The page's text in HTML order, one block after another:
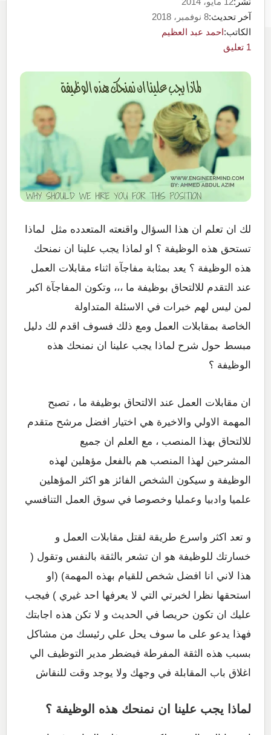
آخر تحديث:8 نوفمبر، 2018
الكاتب:احمد عبد العظيم
1 تعليق
لك ان تعلم ان هذا السؤال واقنعته المتعدده مثل لماذا
تستحق هذه الوظيفة ؟ او لماذا يجب علينا ان نمنحك
هذه الوظيفة ؟ يعد بمثابة مفاجآة اثناء مقابلات العمل
عند التقدم للالتحاق بوظيفة ما ،،، وتكون المفاجآة اكبر
لمن ليس لهم خبرات في الاسئلة المتداولة
الخاصة بمقابلات العمل ومع ذلك فسوف اقدم لك دليل
مبسط حول شرح لماذا يجب علينا ان نمنحك هذه
الوظيفة ؟
ان مقابلات العمل عند الالتحاق بوظيفة ما ، تصبح
المهمة الاولي والاخيرة هي اختيار افضل مرشح متقدم
للالتحاق بهذا المنصب ، مع العلم ان جميع
المشرحين لهذا المنصب هم بالفعل مؤهلين لهذه
الوظيفة و سيكون الشخص الفائز هو اكثر المؤهلين
علميا وادبيا وعمليا وخصوصا في سوق العمل التنافسي
و تعد اكثر واسرع طريقة لقتل مقابلات العمل و
خسارتك للوظيفة هو ان تشعر بالثقة بالنفس وتقول (
هذا لاني انا افضل شخص للقيام بهذه المهمة) (او
استحقها نظرا لخبرتي التي لا يعرفها احد غيري ) فيجب
عليك ان تكون حريصا في الحديث و لا تكن هذه اجابتك
فهذا يدعو على ما سوف يحل علي رئيسك من مشاكل
بسبب هذه الثقة المفرطة فيضطر مدير التوظيف الي
اغلاق باب المقابلة في وجهك ولا يوجد وقت للنقاش
لماذا يجب علينا ان نمنحك هذه الوظيفة ؟